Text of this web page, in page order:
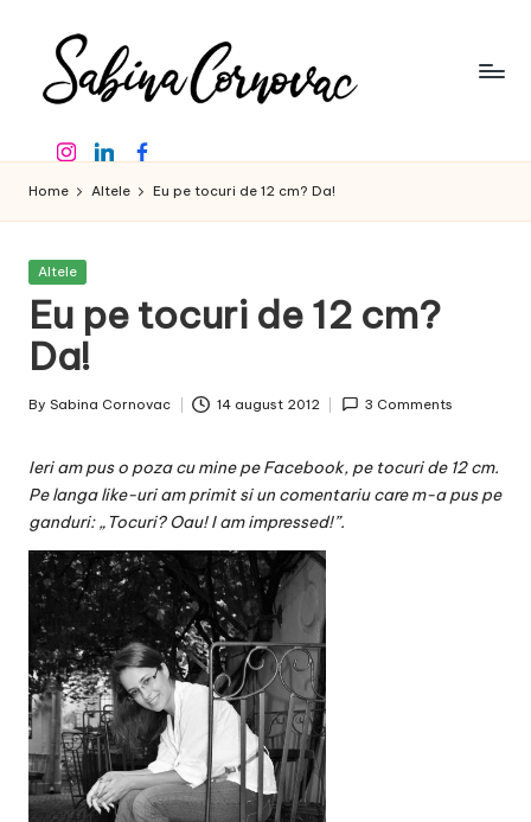
content
a
b
in
a
C
o
r
n
o
v
a
c
O
nl
in
e
creator
de
16
-
InstagramLinkedinFacebook
Home Altele Eu pe tocuri de 12 cm? Da!
Posted
Altele
Eu pe tocuri de 12 cm?
Da!
Posted
By Sabina Cornovac 14 august 2012 3 Comments
Ieri am pus o poza cu mine pe Facebook, pe tocuri de 12 cm.
Pe langa like-uri am primit si un comentariu care m-a pus pe
ganduri: „Tocuri? Oau! I am impressed!”.